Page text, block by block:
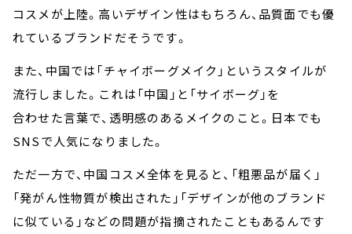
コスメが上陸。高いデザイン性はもちろん、品質面でも優
れているブランドだそうです。
また、中国では「チャイボーグメイク」というスタイルが
流行しました。これは「中国」と「サイボーグ」を
合わせた言葉で、透明感のあるメイクのこと。日本でも
SNSで人気になりました。
ただ一方で、中国コスメ全体を見ると、「粗悪品が届く」
「発がん性物質が検出された」「デザインが他のブランド
に似ている」などの問題が指摘されたこともあるんです